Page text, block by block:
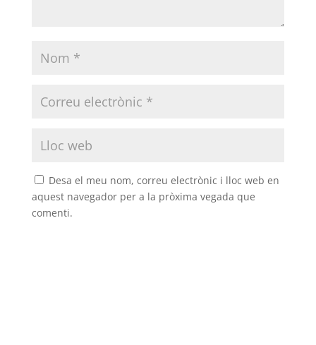
Desa el meu nom, correu electrònic i lloc web en
aquest navegador per a la pròxima vegada que
comenti.